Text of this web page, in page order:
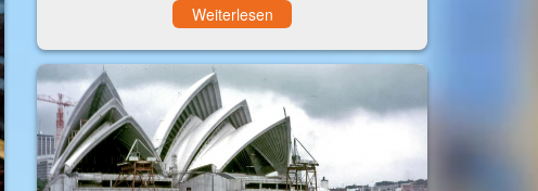
Weiterlesen